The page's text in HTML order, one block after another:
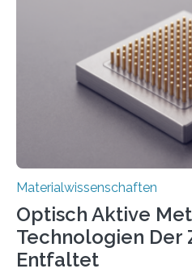
Materialwissenschaften
Optisch Aktive
Technologien Der
Entfaltet